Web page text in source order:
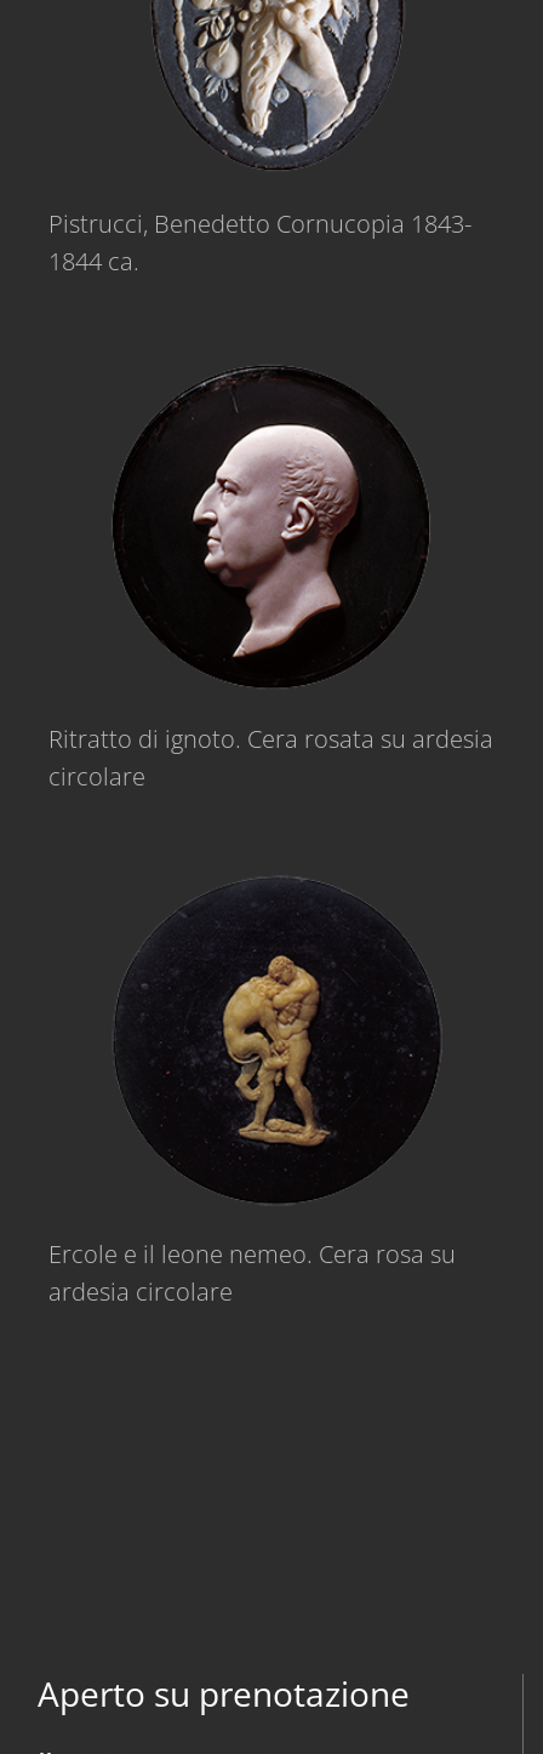
Pistrucci, Benedetto Cornucopia 1843-
1844 ca.
Ritratto di ignoto. Cera rosata su ardesia
circolare
Ercole e il leone nemeo. Cera rosa su
ardesia circolare
Aperto su prenotazione